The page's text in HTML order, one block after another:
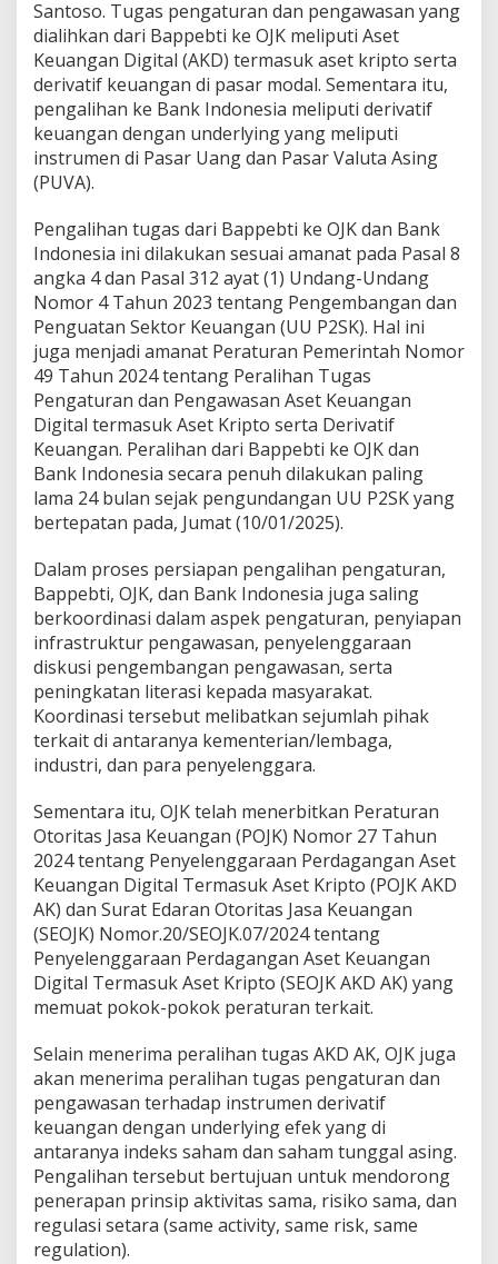
v
a
t
i
f
K
e
u
a
a
n
K
e
p
a
d
a
O
J
K
d
a
n
B
I
Santoso. Tugas pengaturan dan pengawasan yang
dialihkan dari Bappebti ke OJK meliputi Aset
Keuangan Digital (AKD) termasuk aset kripto serta
derivatif keuangan di pasar modal. Sementara itu,
pengalihan ke Bank Indonesia meliputi derivatif
keuangan dengan underlying yang meliputi
instrumen di Pasar Uang dan Pasar Valuta Asing
(PUVA).
Pengalihan tugas dari Bappebti ke OJK dan Bank
Indonesia ini dilakukan sesuai amanat pada Pasal 8
angka 4 dan Pasal 312 ayat (1) Undang-Undang
Nomor 4 Tahun 2023 tentang Pengembangan dan
Penguatan Sektor Keuangan (UU P2SK). Hal ini
juga menjadi amanat Peraturan Pemerintah Nomor
49 Tahun 2024 tentang Peralihan Tugas
Pengaturan dan Pengawasan Aset Keuangan
Digital termasuk Aset Kripto serta Derivatif
Keuangan. Peralihan dari Bappebti ke OJK dan
Bank Indonesia secara penuh dilakukan paling
lama 24 bulan sejak pengundangan UU P2SK yang
bertepatan pada, Jumat (10/01/2025).
Dalam proses persiapan pengalihan pengaturan,
Bappebti, OJK, dan Bank Indonesia juga saling
berkoordinasi dalam aspek pengaturan, penyiapan
infrastruktur pengawasan, penyelenggaraan
diskusi pengembangan pengawasan, serta
peningkatan literasi kepada masyarakat.
Koordinasi tersebut melibatkan sejumlah pihak
terkait di antaranya kementerian/lembaga,
industri, dan para penyelenggara.
Sementara itu, OJK telah menerbitkan Peraturan
Otoritas Jasa Keuangan (POJK) Nomor 27 Tahun
2024 tentang Penyelenggaraan Perdagangan Aset
Keuangan Digital Termasuk Aset Kripto (POJK AKD
AK) dan Surat Edaran Otoritas Jasa Keuangan
(SEOJK) Nomor.20/SEOJK.07/2024 tentang
Penyelenggaraan Perdagangan Aset Keuangan
Digital Termasuk Aset Kripto (SEOJK AKD AK) yang
memuat pokok-pokok peraturan terkait.
Selain menerima peralihan tugas AKD AK, OJK juga
akan menerima peralihan tugas pengaturan dan
pengawasan terhadap instrumen derivatif
keuangan dengan underlying efek yang di
antaranya indeks saham dan saham tunggal asing.
Pengalihan tersebut bertujuan untuk mendorong
penerapan prinsip aktivitas sama, risiko sama, dan
regulasi setara (same activity, same risk, same
regulation).